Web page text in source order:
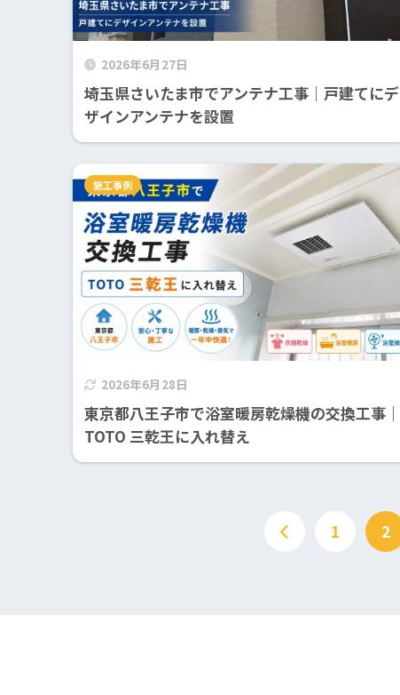
2026年6月27日
埼玉県さいたま市でアンテナ工事｜戸建てにデ
ザインアンテナを設置
2026年6月28日
東京都八王子市で浴室暖房乾燥機の交換工事｜
TOTO 三乾王に入れ替え
施工事例
1 2